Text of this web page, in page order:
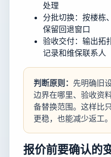
处理
分批切换：按楼栋
保留回退窗口
验收交付：输出拓
记录和维保联系人
判断原则： 先明确旧
边界在哪里、验收资
备替换范围。这样比
更稳，也能减少返工。
报价前要确认的